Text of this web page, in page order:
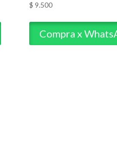
$ 9.500
Compra x